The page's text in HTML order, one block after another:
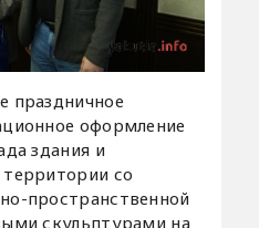
праздничное
оформление
здания и
со
пространственной
скульптурами на